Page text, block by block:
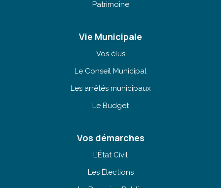
Patrimoine
Vie Municipale
Vos élus
Le Conseil Municipal
Les arrêtés municipaux
Le Budget
Vos démarches
L’État Civil
Les Élections